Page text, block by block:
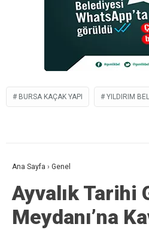
BURSA KAÇAK YAPI YILDIRIM
Ana Sayfa › Genel
Ayvalık Tarihi
Meydanı’na